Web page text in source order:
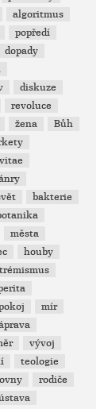
algoritmus
popředí
dopady
diskuze
revoluce
žena
Bůh
bakterie
města
houby
mír
vývoj
teologie
rodiče